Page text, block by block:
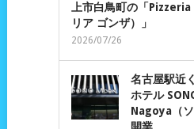
上市白鳥町の「
リア ゴンザ）」
2026/07/26
名古屋駅近
ホテル
Nagoya（ソ